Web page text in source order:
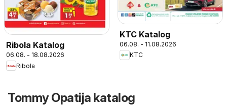
Ribola Katalog
06.08. - 18.08.2026
Ribola
KTC Katalog
06.08. - 11.08.2026
KTC
Tommy Opatija katalog